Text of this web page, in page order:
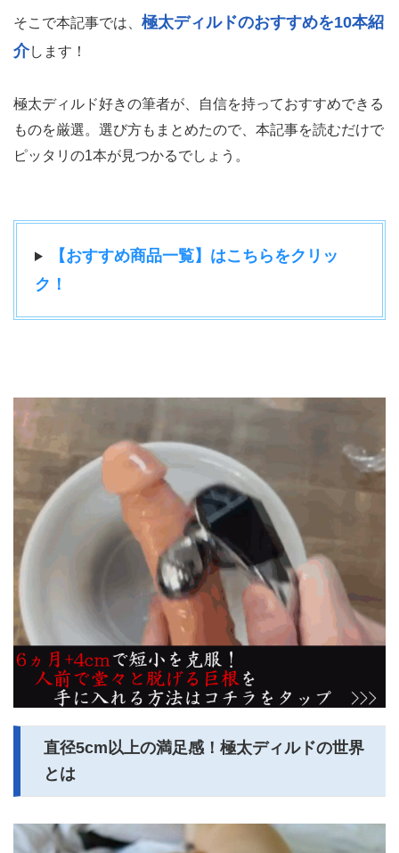
そこで本記事では、 極太ディルドのおすすめを10本紹
介します！
極太ディルド好きの筆者が、自信を持っておすすめできる
ものを厳選。選び方もまとめたので、本記事を読むだけで
ピッタリの1本が見つかるでしょう。
【おすすめ商品一覧】はこちらをクリッ
ク！
直径5cm以上の満足感！極太ディルドの世界
とは